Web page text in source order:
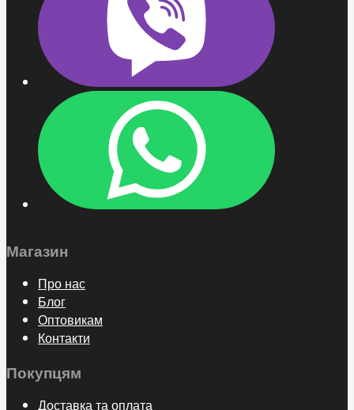
Магазин
Про нас
Блог
Оптовикам
Контакти
Покупцям
Доставка та оплата